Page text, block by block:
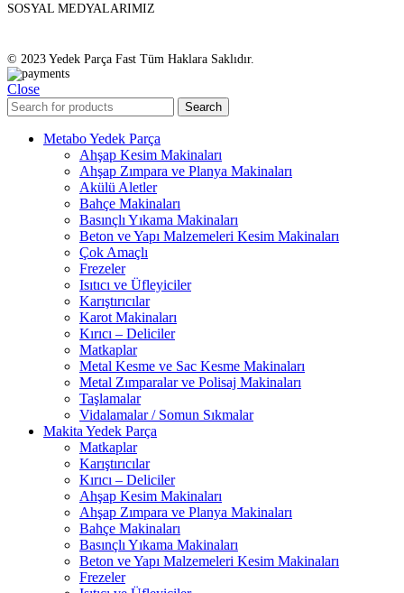
SOSYAL MEDYALARIMIZ
© 2023 Yedek Parça Fast Tüm Haklara Saklıdır.
Close
Search
Metabo Yedek Parça
Ahşap Kesim Makinaları
Ahşap Zımpara ve Planya Makinaları
Akülü Aletler
Bahçe Makinaları
Basınçlı Yıkama Makinaları
Beton ve Yapı Malzemeleri Kesim Makinaları
Çok Amaçlı
Frezeler
Isıtıcı ve Üfleyiciler
Karıştırıcılar
Karot Makinaları
Kırıcı – Deliciler
Matkaplar
Metal Kesme ve Sac Kesme Makinaları
Metal Zımparalar ve Polisaj Makinaları
Taşlamalar
Vidalamalar / Somun Sıkmalar
Makita Yedek Parça
Matkaplar
Karıştırıcılar
Kırıcı – Deliciler
Ahşap Kesim Makinaları
Ahşap Zımpara ve Planya Makinaları
Bahçe Makinaları
Basınçlı Yıkama Makinaları
Beton ve Yapı Malzemeleri Kesim Makinaları
Frezeler